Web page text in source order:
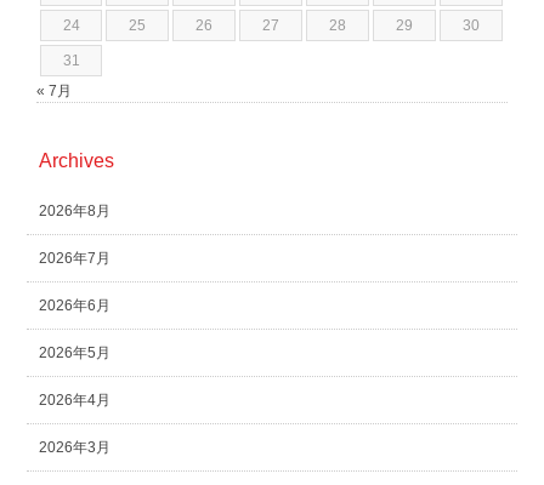
24 25 26 27 28 29 30
31
« 7月
Archives
2026年8月
2026年7月
2026年6月
2026年5月
2026年4月
2026年3月